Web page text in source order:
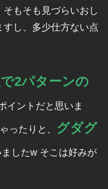
もそも見づらいおし
し、多少仕方ない点
2パターンの
イントだと思いま
ったりと、
グダグ
ましたw そこは好みが